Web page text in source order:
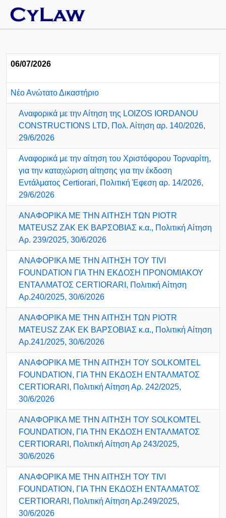
06/07/2026
Νέο Ανώτατο Δικαστήριο
Αναφορικά με την Αίτηση της LOIZOS IORDANOU
CONSTRUCTIONS LTD, Πολ. Αίτηση αρ. 140/2026,
29/6/2026
Αναφορικά με την αίτηση του Χριστόφορου Τορναρίτη,
για την καταχώριση αίτησης για την έκδοση
Εντάλματος Certiorari, Πολιτική Έφεση αρ. 14/2026,
29/6/2026
ΑΝΑΦΟΡΙΚΑ ΜΕ ΤΗΝ ΑΙΤΗΣΗ ΤΩΝ PIOTR
MATEUSZ ZAK ΕΚ ΒΑΡΣΟΒΙΑΣ κ.α., Πολιτική Αίτηση
Αρ. 239/2025, 30/6/2026
ΑΝΑΦΟΡΙΚΑ ΜΕ ΤΗΝ ΑΙΤΗΣΗ ΤΟΥ TIVI
FOUNDATION ΓΙΑ ΤΗΝ ΕΚΔΟΣΗ ΠΡΟΝΟΜΙΑΚΟΥ
ΕΝΤΑΛΜΑΤΟΣ CERTIORARI, Πολιτική Αίτηση
Αρ.240/2025, 30/6/2026
ΑΝΑΦΟΡΙΚΑ ΜΕ ΤΗΝ ΑΙΤΗΣΗ ΤΩΝ PIOTR
MATEUSZ ZAK ΕΚ ΒΑΡΣΟΒΙΑΣ κ.α., Πολιτική Αίτηση
Αρ.241/2025, 30/6/2026
ΑΝΑΦΟΡΙΚΑ ΜΕ ΤΗΝ ΑΙΤΗΣΗ ΤΟΥ SOLKOMTEL
FOUNDATION, ΓΙΑ ΤΗΝ ΕΚΔΟΣΗ ΕΝΤΑΛΜΑΤΟΣ
CERTIORARI, Πολιτική Αίτηση Αρ. 242/2025,
30/6/2026
ΑΝΑΦΟΡΙΚΑ ΜΕ ΤΗΝ ΑΙΤΗΣΗ ΤΟΥ SOLKOMTEL
FOUNDATION, ΓΙΑ ΤΗΝ ΕΚΔΟΣΗ ΕΝΤΑΛΜΑΤΟΣ
CERTIORARI, Πολιτική Αίτηση Αρ 243/2025,
30/6/2026
ΑΝΑΦΟΡΙΚΑ ΜΕ ΤΗΝ ΑΙΤΗΣΗ ΤΟΥ TIVI
FOUNDATION, ΓΙΑ ΤΗΝ ΕΚΔΟΣΗ ΕΝΤΑΛΜΑΤΟΣ
CERTIORARI, Πολιτική Αίτηση Αρ.249/2025,
30/6/2026